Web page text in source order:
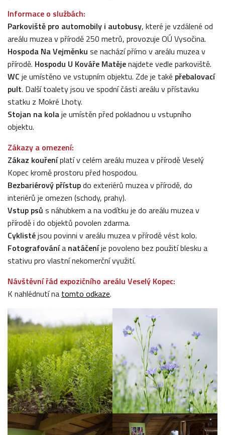
Informace o službách:
Parkoviště pro automobily i autobusy, které je vzdálené od
areálu muzea v přírodě 250 metrů, provozuje OÚ Vysočina.
Hospoda Na Vejměnku se nachází přímo v areálu muzea v
přírodě. Hospodu U Kováře Matějenajdete vedle parkoviště.
WC je umístěno ve vstupním objektu. Zde je také přebalovací
pult. Další toalety jsou ve spodní části areálu v přístavku
statku z Mokré Lhoty.
Stojan na kolaje umístěn před pokladnou u vstupního
objektu.
Zákazy a omezení:
Zákaz kouřeníplatí v celém areálu muzea v přírodě Veselý
Kopec kromě prostoru před hospodou.
Bezbariérový přístupdo exteriérů muzea v přírodě, do
interiérů je omezen (schody, prahy).
Vstup psů s náhubkem a na vodítku je do areálu muzea v
přírodě i do objektů povolen zdarma.
Cyklistéjsou povinni v areálu muzea v přírodě vést kolo.
Fotografovánía natáčeníje povoleno bez použití blesku a
stativu pro vlastní nekomerční využití.
Návštěvní řád expozičního areálu Veselý Kopec:
K nahlédnutí na tomto odkaze.